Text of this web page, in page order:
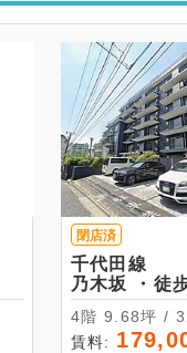
閉店済
千代田線
乃木坂
4階 9.68坪 /
賃料: